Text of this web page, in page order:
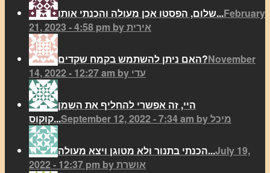
שלום, הפסטו אכן מעולה והכנתי אותו...February
21, 2023 - 4:58 pm by אירית
האם ניתן להשתמש בקמח שקדים?November
14, 2022 - 12:27 am by עדי
היי, זה אפשרי להחליף את השמן
קוקוס...
September 12, 2022 - 7:34 am by מיכל
הכנתי בתנור ולא מטוגן ויצא מעולה...July 19,
2022 - 12:37 pm by אושרת